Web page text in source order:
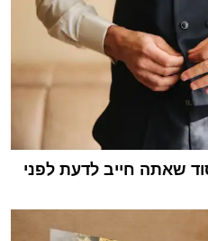
שאתה חייב לדעת לפני